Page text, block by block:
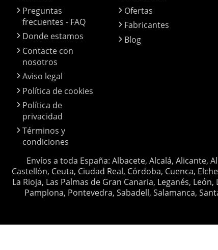
Preguntas
frecuentes - FAQ
Donde estamos
Contacte con
nosotros
Aviso legal
Política de cookies
Política de
privacidad
Términos y
condiciones
Ofertas
Fabricantes
Blog
Envíos a toda España: Albacete, Alcalá, Alicante,
Castellón, Ceuta, Ciudad Real, Córdoba, Cuenca,
La Rioja, Las Palmas de Gran Canaria, Leganés,
Pamplona, Pontevedra, Sabadell, Salamanca,